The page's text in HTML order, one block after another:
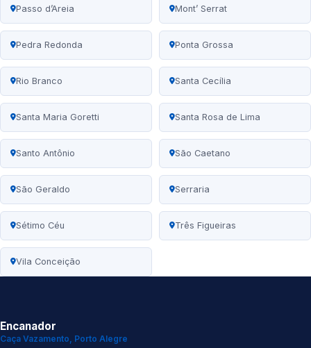
Passo d’Areia Mont’ Serrat
Pedra Redonda Ponta Grossa
Rio Branco Santa Cecília
Santa Maria Goretti Santa Rosa de Lima
Santo Antônio São Caetano
São Geraldo Serraria
Sétimo Céu Três Figueiras
Vila Conceição
Encanador
Caça Vazamento, Porto Alegre